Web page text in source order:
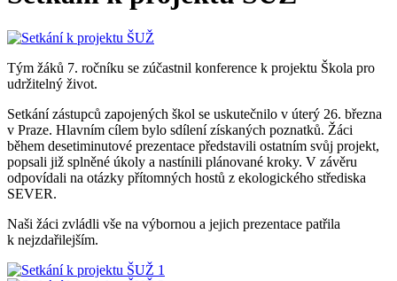
Tým žáků 7. ročníku se zúčastnil konference k projektu Škola pro
udržitelný život.
Setkání zástupců zapojených škol se uskutečnilo v úterý 26. března
v Praze. Hlavním cílem bylo sdílení získaných poznatků. Žáci
během desetiminutové prezentace představili ostatním svůj projekt,
popsali již splněné úkoly a nastínili plánované kroky. V závěru
odpovídali na otázky přítomných hostů z ekologického střediska
SEVER.
Naši žáci zvládli vše na výbornou a jejich prezentace patřila
k nejzdařilejším.